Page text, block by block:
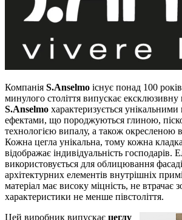
Компанія S.Anselmo існує понад 100
минулого століття випускає ексклюзивну
S.Anselmo характеризується
ефектами, що породжуються глиною,
технологією випалу, а також окресленою
Кожна цегла унікальна, тому кожна
відображає індивідуальність господарів.
використовується для облицювання
архітектурних елементів внутрішніх
матеріал має високу міцність, не втрачає
характеристики не менше півстоліття.
Цей виробник випускає цеглу